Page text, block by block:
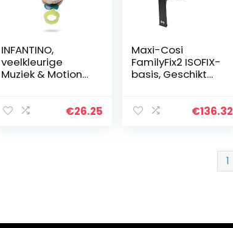
INFANTINO,
veelkleurige
Muziek & Motion
€26.25
Maxi-Cosi
FamilyFix2 ISOFIX-
basis, Geschikt
es, i-Size, 0
€136.32
1